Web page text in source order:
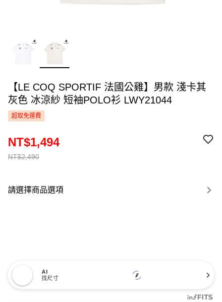
【LE COQ SPORTIF 法國公雞】男款 淺卡其
灰色 冰涼紗 短袖POLO衫 LWY21044
超取免運費
NT$2,490
NT$1,494
請選擇商品選項
AI
找尺寸